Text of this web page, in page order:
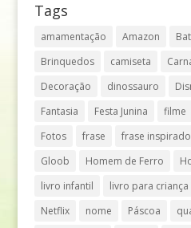
Tags
amamentação Amazon
Brinquedos
camiseta
Decoração
dinossauro
Fantasia
Festa Junina filme
Fotos
frase frase
Gloob
Homem de Ferro
livro infantil
livro para criança
Netflix
nome Páscoa